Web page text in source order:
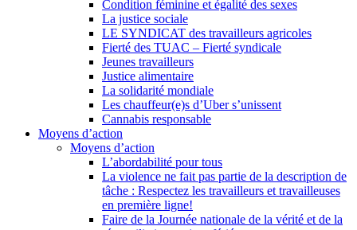
Condition féminine et égalité des sexes
La justice sociale
LE SYNDICAT des travailleurs agricoles
Fierté des TUAC – Fierté syndicale
Jeunes travailleurs
Justice alimentaire
La solidarité mondiale
Les chauffeur(e)s d’Uber s’unissent
Cannabis responsable
Moyens d’action
Moyens d’action
L’abordabilité pour tous
La violence ne fait pas partie de la description de
tâche : Respectez les travailleurs et travailleuses
en première ligne!
Faire de la Journée nationale de la vérité et de la